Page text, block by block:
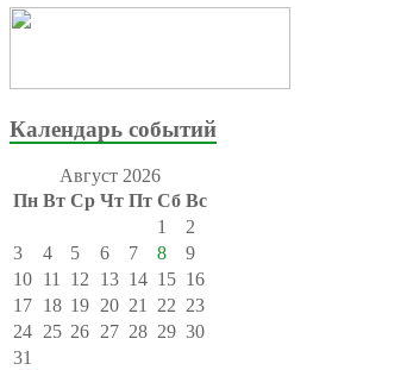
Календарь событий
Август 2026
Пн Вт Ср Чт Пт Сб Вс
1
2
3
4 5 6 7 8
9
10 11 12 13 14 15 16
17 18 19 20 21 22 23
24 25 26 27 28 29 30
31